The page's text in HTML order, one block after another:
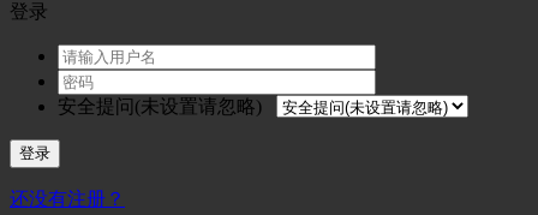
登录
安全提问(未设置请忽略)
登录
还没有注册？